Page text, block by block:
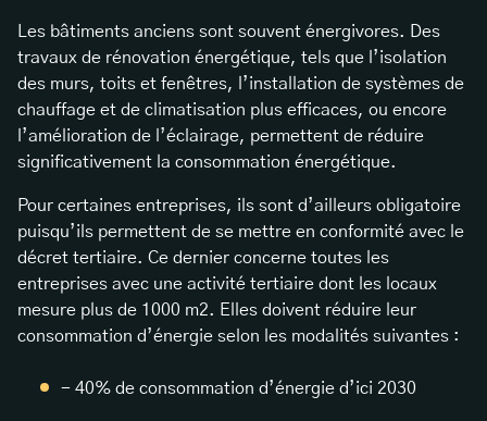
Les bâtiments anciens sont souvent énergivores. Des
travaux de rénovation énergétique, tels que l’isolation
des murs, toits et fenêtres, l’installation de systèmes de
chauffage et de climatisation plus efficaces, ou encore
l’amélioration de l’éclairage, permettent de réduire
significativement la consommation énergétique.
Pour certaines entreprises, ils sont d’ailleurs obligatoire
puisqu’ils permettent de se mettre en conformité avec le
décret tertiaire. Ce dernier concerne toutes les
entreprises avec une activité tertiaire dont les locaux
mesure plus de 1000 m2. Elles doivent réduire leur
consommation d’énergie selon les modalités suivantes :
- 40% de consommation d’énergie d’ici 2030